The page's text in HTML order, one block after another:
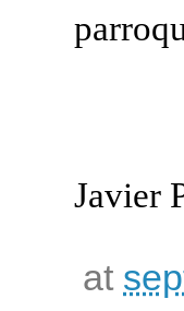
Javier
at